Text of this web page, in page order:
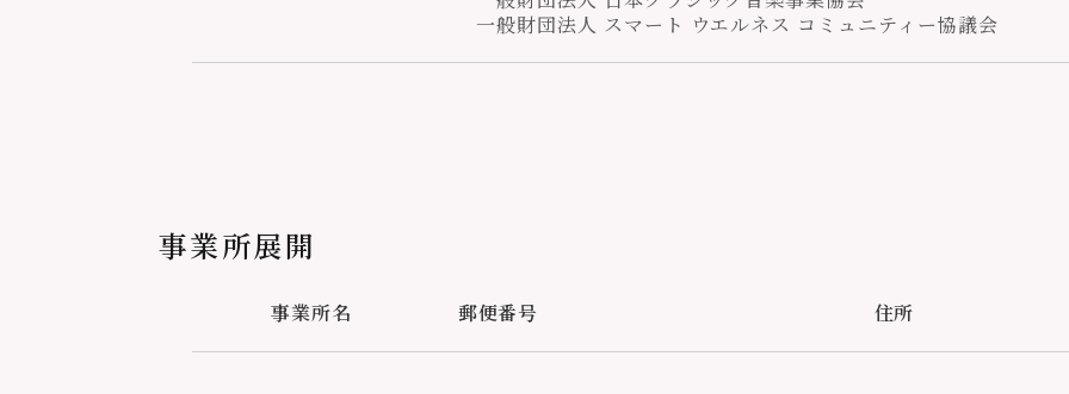
一般財団法人 スマート ウエルネス コミュニティー協議会
事業所展開
事業所名 郵便番号 住所